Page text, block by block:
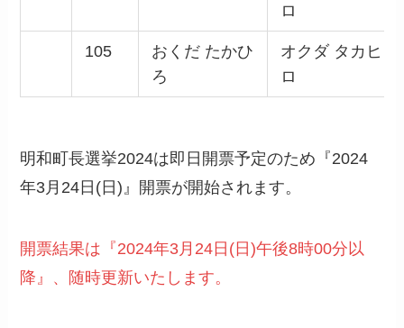
ロ
105
おくだ たかひ
ろ
オクダ タカヒ
ロ
明和町長選挙2024は即日開票予定のため『2024
年3月24日(日)』開票が開始されます。
開票結果は『2024年3月24日(日)午後8時00分以
降』、随時更新いたします。